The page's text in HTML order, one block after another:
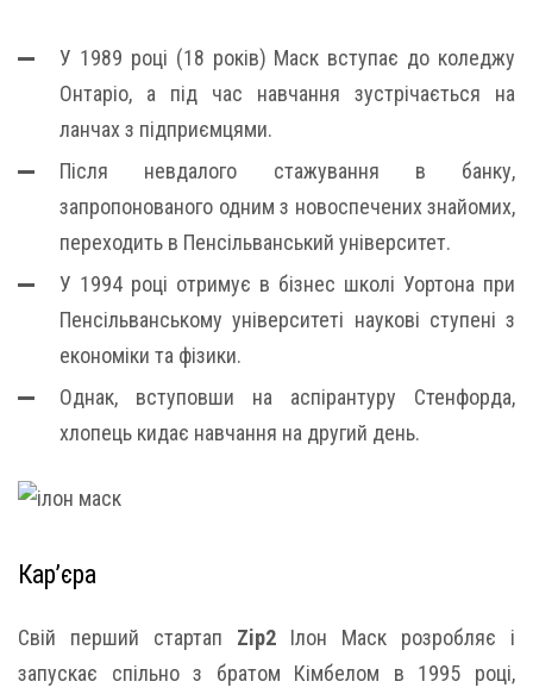
У 1989 році (18 років) Маск вступає до коледжу
Онтаріо, а під час навчання зустрічається на
ланчах з підприємцями.
Після невдалого стажування в банку,
запропонованого одним з новоспечених знайомих,
переходить в Пенсільванський університет.
У 1994 році отримує в бізнес школі Уортона при
Пенсільванському університеті наукові ступені з
економіки та фізики.
Однак, вступовши на аспірантуру Стенфорда,
хлопець кидає навчання на другий день.
Кар’єра
Свій перший стартап Zip2 Ілон Маск розробляє і
запускає спільно з братом Кімбелом в 1995 році,